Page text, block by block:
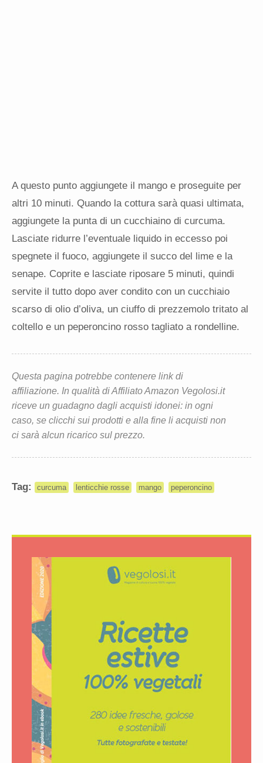
A questo punto aggiungete il mango e proseguite per
altri 10 minuti. Quando la cottura sarà quasi ultimata,
aggiungete la punta di un cucchiaino di curcuma.
Lasciate ridurre l’eventuale liquido in eccesso poi
spegnete il fuoco, aggiungete il succo del lime e la
senape. Coprite e lasciate riposare 5 minuti, quindi
servite il tutto dopo aver condito con un cucchiaio
scarso di olio d’oliva, un ciuffo di prezzemolo tritato al
coltello e un peperoncino rosso tagliato a rondelline.
Questa pagina potrebbe contenere link di
affiliazione. In qualità di Affiliato Amazon Vegolosi.it
riceve un guadagno dagli acquisti idonei: in ogni
caso, se clicchi sui prodotti e alla fine li acquisti non
ci sarà alcun ricarico sul prezzo.
Tag: curcuma lenticchie rosse mango peperoncino